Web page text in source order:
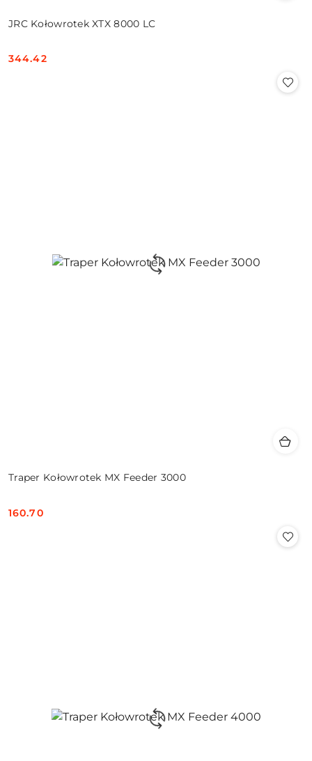
JRC Kołowrotek XTX 8000 LC
Cena:
344.42
Traper Kołowrotek MX Feeder 3000
Cena:
160.70